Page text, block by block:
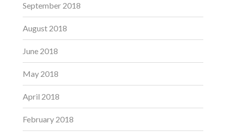
September 2018
August 2018
June 2018
May 2018
April 2018
February 2018